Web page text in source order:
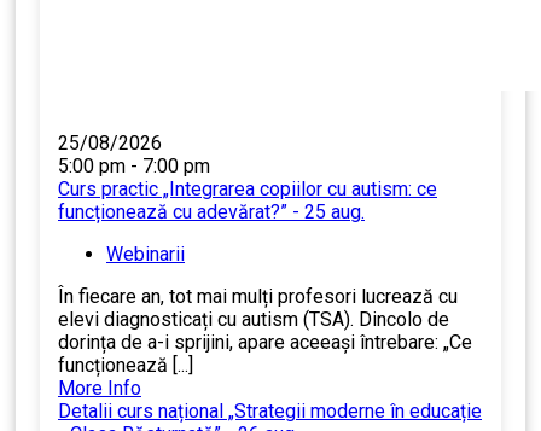
25/08/2026
5:00 pm - 7:00 pm
Curs practic „Integrarea copiilor cu autism: ce
funcționează cu adevărat?” - 25 aug.
Webinarii
În fiecare an, tot mai mulți profesori lucrează cu
elevi diagnosticați cu autism (TSA). Dincolo de
dorința de a-i sprijini, apare aceeași întrebare: „Ce
funcționează [...]
More Info
Detalii curs național „Strategii moderne în educație